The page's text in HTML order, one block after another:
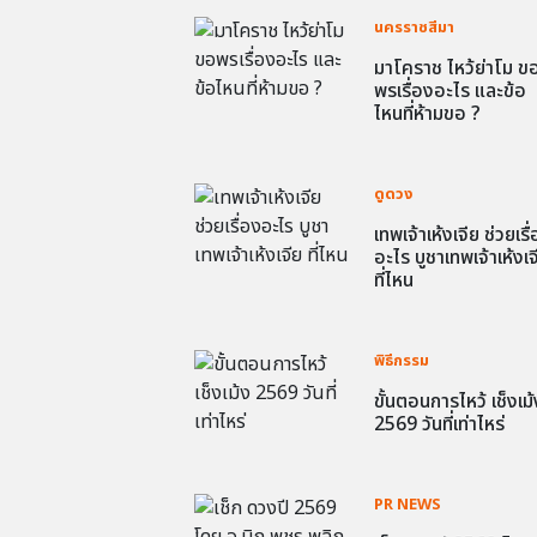
นครราชสีมา
มาโคราช ไหว้ย่าโม ข
พรเรื่องอะไร และข้อ
ไหนที่ห้ามขอ ?
ดูดวง
เทพเจ้าเห้งเจีย ช่วยเ
อะไร บูชาเทพเจ้าเห้งเ
ที่ไหน
พิธีกรรม
ขั้นตอนการไหว้ เช็งเ
2569 วันที่เท่าไหร่
PR NEWS